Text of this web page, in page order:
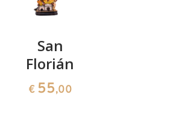
San
Florián
€ 55,00